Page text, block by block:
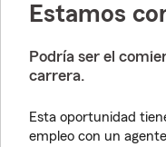
Estamos
Podría ser el
carrera.
Esta oportunidad
empleo con un